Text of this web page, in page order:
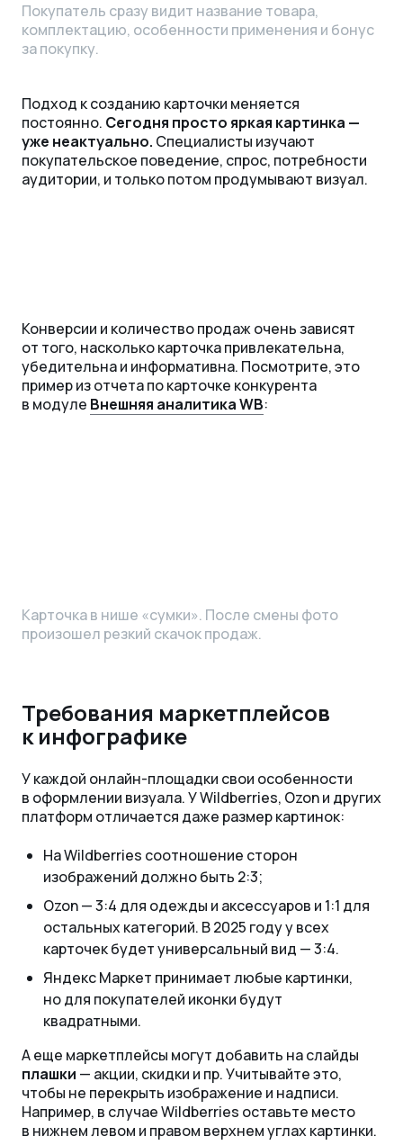
Покупатель сразу видит название товара,
комплектацию, особенности применения и бонус
за покупку.
Подход к созданию карточки меняется
постоянно. Сегодня просто яркая картинка —
уже неактуально. Специалисты изучают
покупательское поведение, спрос, потребности
аудитории, и только потом продумывают визуал.
Конверсии и количество продаж очень зависят
от того, насколько карточка привлекательна,
убедительна и информативна. Посмотрите, это
пример из отчета по карточке конкурента
в модуле Внешняя аналитика WB:
Карточка в нише «сумки». После смены фото
произошел резкий скачок продаж.
Требования маркетплейсов
к инфографике
У каждой онлайн-площадки свои особенности
в оформлении визуала. У Wildberries, Ozon и других
платформ отличается даже размер картинок:
На Wildberries соотношение сторон
изображений должно быть 2:3;
Ozon — 3:4 для одежды и аксессуаров и 1:1 для
остальных категорий. В 2025 году у всех
карточек будет универсальный вид — 3:4.
Яндекс Маркет принимает любые картинки,
но для покупателей иконки будут
квадратными.
А еще маркетплейсы могут добавить на слайды
плашки — акции, скидки и пр. Учитывайте это,
чтобы не перекрыть изображение и надписи.
Например, в случае Wildberries оставьте место
в нижнем левом и правом верхнем углах картинки.